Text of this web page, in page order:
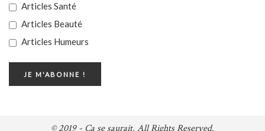
Articles Santé
Articles Beauté
Articles Humeurs